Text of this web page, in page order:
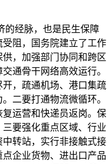
经脉，也是民生保障
阻，国务院建立了工作
，加强部门协同和跨区
通骨干网络高效运行。
，疏通机场、港口集疏
二要打通物流微循环。
运营和快递员返岗。保
要强化重点区域、行业
转站，实行非接触式接
企业货物、进出口产品